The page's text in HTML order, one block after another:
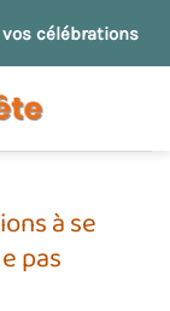
célébrations
à se
pas